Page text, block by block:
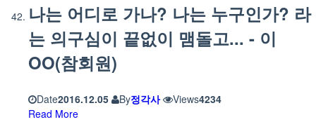
나는 어디로 가나? 나는 누구인가? 라
는 의구심이 끝없이 맴돌고... - 이
OO(참회원)
Date2016.12.05 By정각사 Views4234
Read More